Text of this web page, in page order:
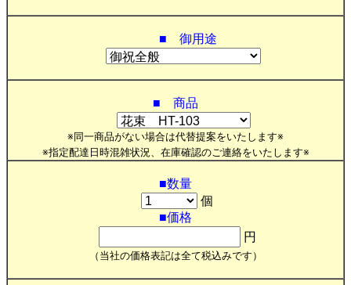
■ 御用途
■ 商品
※同一商品がない場合は代替提案をいたします※
※指定配達日時混雑状況、在庫確認のご連絡をいたします※
■数量
個
■価格
円
（当社の価格表記は全て税込みです）